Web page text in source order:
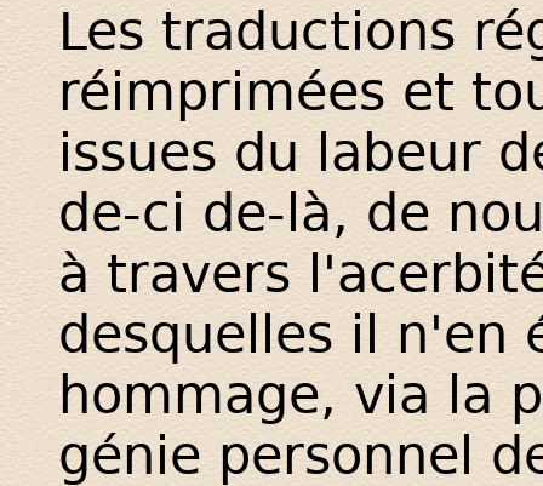
Les traductions
réimprimées et
issues du labeur
de-ci de-là, de
à travers
desquelles il n'en
hommage, via la
génie personnel